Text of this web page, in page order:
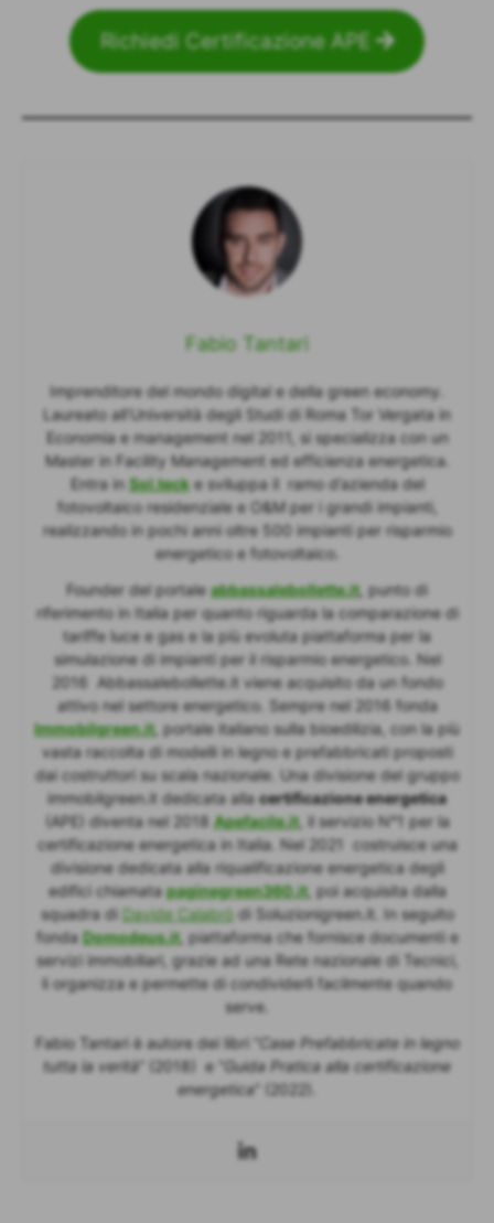
Richiedi Certificazione APE
Fabio Tantari
Imprenditore del mondo digital e della green economy.
Laureato all’Università degli Studi di Roma Tor Vergata in
Economia e management nel 2011, si specializza con un
Master in Facility Management ed efficienza energetica.
Entra in Sol.tecke sviluppa il ramo d’azienda del
fotovoltaico residenziale e O&M per i grandi impianti,
realizzando in pochi anni oltre 500 impianti per risparmio
energetico e fotovoltaico.
Founder del portaleabbassalebollette.it, punto di
riferimento in Italia per quanto riguarda la comparazione di
tariffe luce e gas e la più evoluta piattaforma per la
simulazione di impianti per il risparmio energetico. Nel
2016 Abbassalebollette.it viene acquisito da un fondo
attivo nel settore energetico. Sempre nel 2016 fonda
Immobilgreen.it, portale italiano sulla bioedilizia, con la più
vasta raccolta di modelli in legno e prefabbricati proposti
dai costruttori su scala nazionale. Una divisione del gruppo
immobilgreen.it dedicata allacertificazione energetica
(APE) diventa nel 2018Apefacile.it, il servizio N°1 per la
certificazione energetica in Italia. Nel 2021 costruisce una
divisione dedicata alla riqualificazione energetica degli
edifici chiamatapaginegreen360.it, poi acquisita dalla
squadra di Davide Calabròdi Soluzionigreen.it. In seguito
fondaDomodeus.it, piattaforma che fornisce documenti e
servizi immobiliari, grazie ad una Rete nazionale di Tecnici,
li organizza e permette di condividerli facilmente quando
serve.
Fabio Tantari è autore dei libri “ Case Prefabbricate in legno
tutta la verità” (2018) e “Guida Pratica alla certificazione
energetica” (2022).